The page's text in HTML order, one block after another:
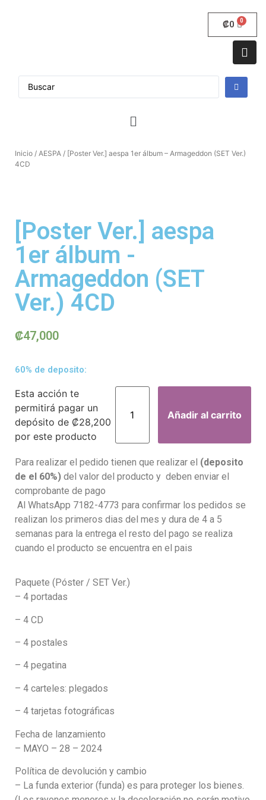
₡0
Inicio / AESPA / [Poster Ver.] aespa 1er álbum – Armageddon (SET Ver.)
4CD
[Poster Ver.] aespa
1er álbum -
Armageddon (SET
Ver.) 4CD
₡47,000
60% de deposito:
Esta acción te
permitirá pagar un
depósito de ₡28,200
por este producto
Añadir al carrito
Para realizar el pedido tienen que realizar el (deposito
de el 60%) del valor del producto y deben enviar el
comprobante de pago
Al WhatsApp 7182-4773 para confirmar los pedidos se
realizan los primeros dias del mes y dura de 4 a 5
semanas para la entrega el resto del pago se realiza
cuando el producto se encuentra en el pais
Paquete (Póster / SET Ver.)
– 4 portadas
– 4 CD
– 4 postales
– 4 pegatina
– 4 carteles: plegados
– 4 tarjetas fotográficas
Fecha de lanzamiento
– MAYO – 28 – 2024
Política de devolución y cambio
– La funda exterior (funda) es para proteger los bienes.